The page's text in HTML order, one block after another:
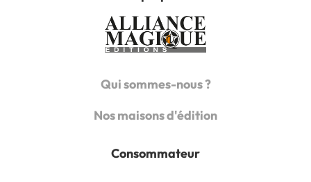
Qui sommes-nous ?
Nos maisons d'édition
Consommateur